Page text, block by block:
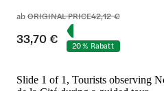
abORIGINAL PRICE42,12 €
33,70 € 20 % Rabatt
Slide 1 of 1, Tourists observing